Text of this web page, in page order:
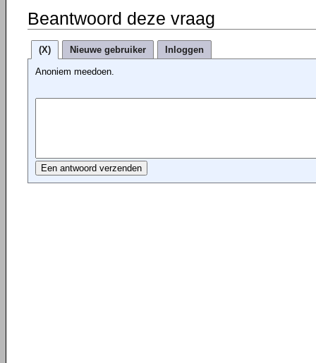
Beantwoord deze vraag
(X) Nieuwe gebruiker Inloggen
Anoniem meedoen.